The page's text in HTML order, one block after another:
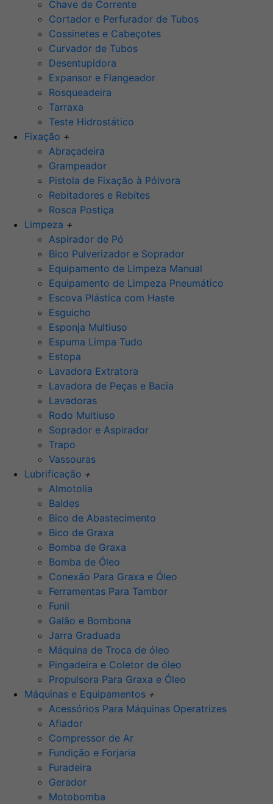
Chave de Corrente
Cortador e Perfurador de Tubos
Cossinetes e Cabeçotes
Curvador de Tubos
Desentupidora
Expansor e Flangeador
Rosqueadeira
Tarraxa
Teste Hidrostático
Fixação +
Abraçadeira
Grampeador
Pistola de Fixação à Pólvora
Rebitadores e Rebites
Rosca Postiça
Limpeza +
Aspirador de Pó
Bico Pulverizador e Soprador
Equipamento de Limpeza Manual
Equipamento de Limpeza Pneumático
Escova Plástica com Haste
Esguicho
Esponja Multiuso
Espuma Limpa Tudo
Estopa
Lavadora Extratora
Lavadora de Peças e Bacia
Lavadoras
Rodo Multiuso
Soprador e Aspirador
Trapo
Vassouras
Lubrificação +
Almotolia
Baldes
Bico de Abastecimento
Bico de Graxa
Bomba de Graxa
Bomba de Óleo
Conexão Para Graxa e Óleo
Ferramentas Para Tambor
Funil
Galão e Bombona
Jarra Graduada
Máquina de Troca de óleo
Pingadeira e Coletor de óleo
Propulsora Para Graxa e Óleo
Máquinas e Equipamentos +
Acessórios Para Máquinas Operatrizes
Afiador
Compressor de Ar
Fundição e Forjaria
Furadeira
Gerador
Motobomba